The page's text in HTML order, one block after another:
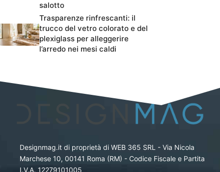
salotto
Trasparenze rinfrescanti: il
trucco del vetro colorato e del
plexiglass per alleggerire
l’arredo nei mesi caldi
Designmag.it di proprietà di WEB 365 SRL - Via Nicola
Marchese 10, 00141 Roma (RM) - Codice Fiscale e Partita
I.V.A. 12279101005